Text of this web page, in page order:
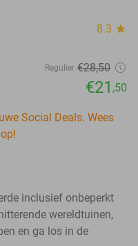
8.3 star
Regulier €28,50
€21 ,50
Social Deals. Wees
inclusief onbeperkt
wereldtuinen,
en ga los in de